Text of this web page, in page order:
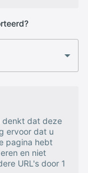
denkt dat deze
ervoor dat u
pagina hebt
en niet
URL's door 1